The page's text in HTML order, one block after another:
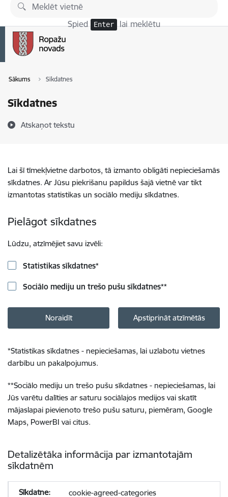
Pāriet uz lapas saturu
Spied Enter lai meklētu
Sākums Sīkdatnes
Sīkdatnes
Atskaņot tekstu
Lai šī tīmekļvietne darbotos, tā izmanto obligāti nepieciešamās
sīkdatnes. Ar Jūsu piekrišanu papildus šajā vietnē var tikt
izmantotas statistikas un sociālo mediju sīkdatnes.
Pielāgot sīkdatnes
Lūdzu, atzīmējiet savu izvēli:
Statistikas sīkdatnes*
Sociālo mediju un trešo pušu sīkdatnes**
Noraidīt Apstiprināt atzīmētās
*Statistikas sīkdatnes - nepieciešamas, lai uzlabotu vietnes
darbību un pakalpojumus.
**Sociālo mediju un trešo pušu sīkdatnes - nepieciešamas, lai
Jūs varētu dalīties ar saturu sociālajos medijos vai skatīt
mājaslapai pievienoto trešo pušu saturu, piemēram, Google
Maps, PowerBI vai citus.
Detalizētāka informācija par izmantotajām
sīkdatnēm
cookie-agreed-categories